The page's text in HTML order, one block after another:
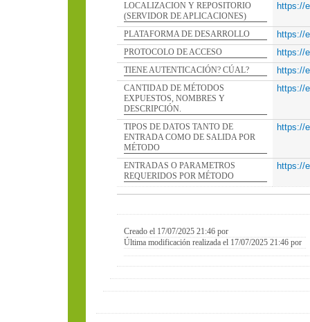
LOCALIZACION Y REPOSITORIO
(SERVIDOR DE APLICACIONES)
https://
PLATAFORMA DE DESARROLLO https://
PROTOCOLO DE ACCESO https://
TIENE AUTENTICACIÓN? CÚAL? https://
CANTIDAD DE MÉTODOS
EXPUESTOS, NOMBRES Y
DESCRIPCIÓN.
https://
TIPOS DE DATOS TANTO DE
ENTRADA COMO DE SALIDA POR
MÉTODO
https://
ENTRADAS O PARAMETROS
REQUERIDOS POR MÉTODO
https://
Creado el 17/07/2025 21:46 por
Última modificación realizada el 17/07/2025 21:46 por